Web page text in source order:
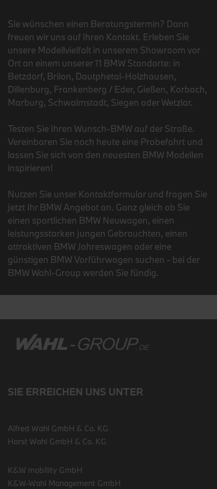
Sie wünschen einen Beratungstermin? Dann
freuen wir uns auf Ihren Kontakt. Erleben Sie
unsere Modellvielfalt in unserem Showroom vor
Ort an einem unserer 11 BMW Standorte: in
Betzdorf, Brilon, Dautphetal-Holzhausen,
Dillenburg, Frankenberg / Eder, Gießen, Korbach,
Marburg, Schwalmstadt, Siegen oder Wetzlar.
Testen Sie Ihren Wunsch-BMW auf der Straße.
Vereinbaren Sie noch heute eine Probefahrt und
lassen Sie sich von den neuesten BMW Modellen
inspirieren!
Nutzen Sie unser Kontaktformular und fragen Sie
jetzt Ihr BMW Angebot an. Ganz gleich ob Sie
einen sportlichen BMW Neuwagen, einen
leistungsstarken jungen Gebrauchten, einen
attraktiven BMW Jahreswagen oder eine
günstigen BMW Vorführwagen suchen - bei der
BMW Wahl-Group werden Sie fündig.
SIE ERREICHEN UNS UNTER
Alfred Wahl GmbH & Co. KG
Horst Wahl GmbH & Co. KG
K&W mobility GmbH
K&W-Wahl Management GmbH